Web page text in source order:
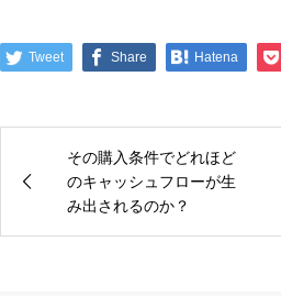
Tweet Share Hatena
その購入条件でどれほど
のキャッシュフローが生
み出されるのか？